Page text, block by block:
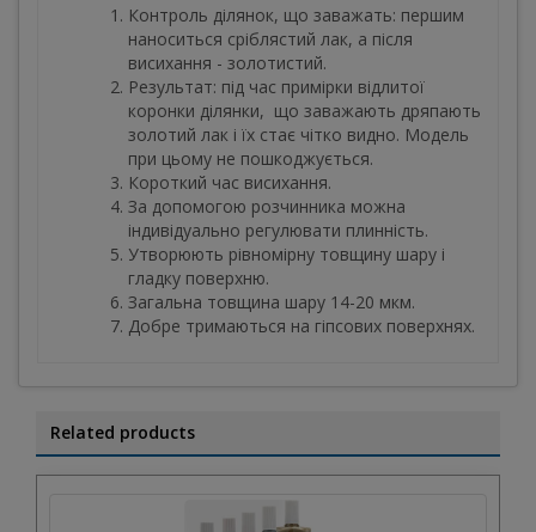
Контроль ділянок, що заважать: першим
наноситься сріблястий лак, а після
висихання - золотистий.
Результат: під час примірки відлитої
коронки ділянки, що заважають дряпають
золотий лак і їх стає чітко видно. Модель
при цьому не пошкоджується.
Короткий час висихання.
За допомогою розчинника можна
індивідуально регулювати плинність.
Утворюють рівномірну товщину шару і
гладку поверхню.
Загальна товщина шару 14-20 мкм.
Добре тримаються на гіпсових поверхнях.
Related products